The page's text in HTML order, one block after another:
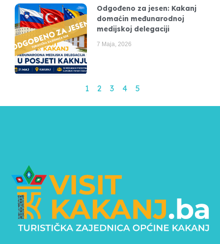
Odgođeno za jesen: Kakanj
domaćin međunarodnoj
medijskoj delegaciji
7 Maja, 2026
1 2 3 4 5